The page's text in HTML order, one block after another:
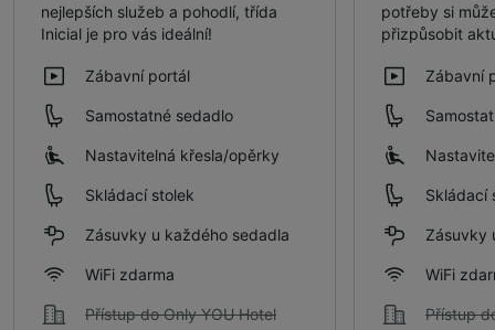
nejlepších služeb a pohodlí, třída
Inicial je pro vás ideální!
Zábavní portál
Samostatné sedadlo
Nastavitelná křesla/​opěrky
Skládací stolek
Zásuvky u každého sedadla
WiFi zdarma
Přístup do Only YOU Hotel
potřeby si
přizpůsobit
Zábavní
Skládací
Zásuvky
WiFi
Přístup